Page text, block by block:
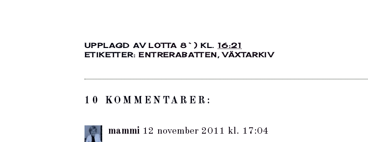
UPPLAGD AVLOTTA 8`)KL.16:21
ETIKETTER:ENTRERABATTEN,VÄXTARKIV
10 KOMMENTARER:
mammi 12 november 2011 kl. 17:04